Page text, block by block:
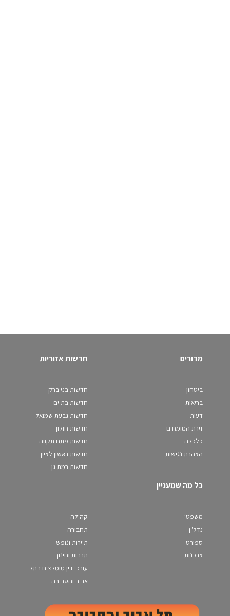
מדורים
ביטחון
בריאות
דעות
זירת המומחים
כלכלה
הצהרת נגישות
חדשות אזוריות
חדשות בני ברק
חדשות בת ים
חדשות גבעת שמואל
חדשות חולון
חדשות פתח תקווה
חדשות ראשון לציון
חדשות רמת גן
כל מה שמעניין
משפטי
נדל"ן
ספורט
צרכנות
קהילה
תחבורה
תיירות ונופש
תרבות וחינוך
עורכי דין מומלצים בתל
אביב והסביבה